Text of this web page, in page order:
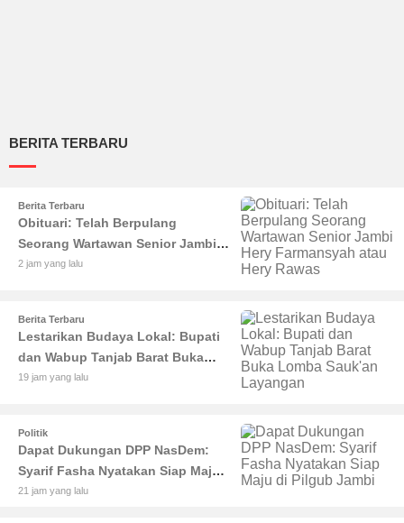
BERITA TERBARU
Berita Terbaru
Obituari: Telah Berpulang
Seorang Wartawan Senior Jambi
Hery Farmansyah atau Hery
2 jam yang lalu
Berita Terbaru
Lestarikan Budaya Lokal: Bupati
dan Wabup Tanjab Barat Buka
Lomba Sauk'an Layangan
19 jam yang lalu
Politik
Dapat Dukungan DPP NasDem:
Syarif Fasha Nyatakan Siap Maju
di Pilgub Jambi
21 jam yang lalu